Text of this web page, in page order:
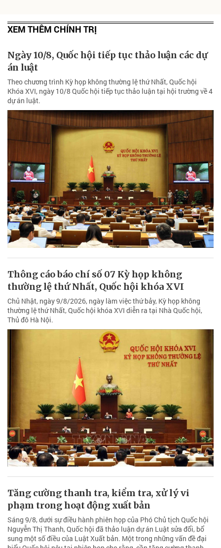
XEM THÊM CHÍNH TRỊ
Ngày 10/8, Quốc hội tiếp tục thảo luận các dự
án luật
Theo chương trình Kỳ họp không thường lệ thứ Nhất, Quốc hội
Khóa XVI, ngày 10/8 Quốc hội tiếp tục thảo luận tại hội trường về 4
dự án luật.
Thông cáo báo chí số 07 Kỳ họp không
thường lệ thứ Nhất, Quốc hội khóa XVI
Chủ Nhật, ngày 9/8/2026, ngày làm việc thứ bảy, Kỳ họp không
thường lệ thứ Nhất, Quốc hội khóa XVI diễn ra tại Nhà Quốc hội,
Thủ đô Hà Nội.
Tăng cường thanh tra, kiểm tra, xử lý vi
phạm trong hoạt động xuất bản
Sáng 9/8, dưới sự điều hành phiên họp của Phó Chủ tịch Quốc hội
Nguyễn Thị Thanh, Quốc hội đã thảo luận dự án Luật sửa đổi, bổ
sung một số điều của Luật Xuất bản. Một trong những vấn đề đại